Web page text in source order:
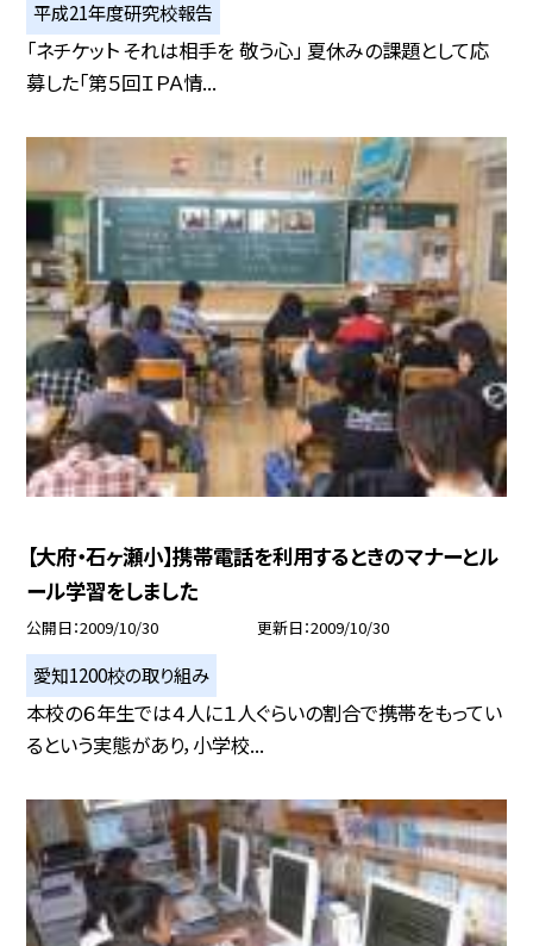
平成21年度研究校報告
「ネチケット それは相手を 敬う心」 夏休みの課題として応
募した「第５回ＩＰＡ情...
【大府・石ヶ瀬小】携帯電話を利用するときのマナーとル
ール学習をしました
公開日 2009/10/30 更新日 2009/10/30
愛知1200校の取り組み
本校の６年生では４人に１人ぐらいの割合で携帯をもってい
るという実態があり，小学校...